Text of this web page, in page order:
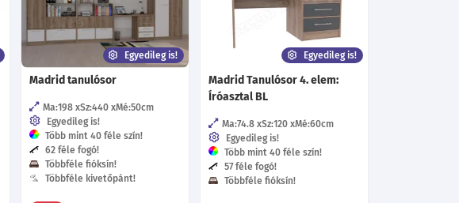
Egyedileg is!
Madrid tanulósor
Ma:198 Sz:440 Mé:50cm
Egyedileg is!
Több mint 40 féle szín!
62 féle fogó!
Többféle fióksín!
Többféle kivetőpánt!
Egyedileg is!
Madrid Tanulósor 4. elem:
Íróasztal BL
Ma:74.8 Sz:120 Mé:60cm
Egyedileg is!
Több mint 40 féle szín!
57 féle fogó!
Többféle fióksín!